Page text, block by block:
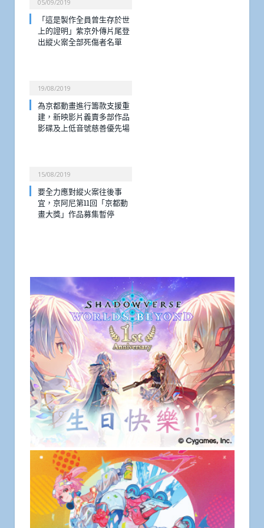
05/09/2019
「這是製作全員曾生存於世
上的證明」紫京外傳片尾登
出縱火案全部死傷者名單
19/08/2019
為京都動畫進行籌款支援重
建，新映影片義賣多部作品
影碟及上低音號慈善優先場
15/08/2019
要全力應對縱火案往後事
宜，京阿尼第11回「京都動
畫大獎」作品募集暫停